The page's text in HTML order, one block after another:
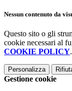
Nessun contenuto da
Questo sito o gli
cookie necessari al
COOKIE POLICY.
Personalizza
Gestione cookie